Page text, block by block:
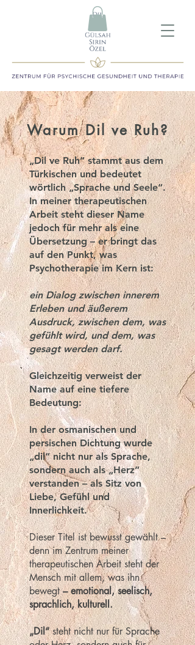
Warum Dil ve Ruh?
„Dil ve Ruh“ stammt aus dem
Türkischen und bedeutet
wörtlich„Sprache und Seele“.
In meiner therapeutischen
Arbeit steht dieser Name
jedoch für mehr als eine
Übersetzung – er bringt das
auf den Punkt, was
Psychotherapie im Kern ist:
ein Dialog zwischen innerem
Erleben und äußerem
Ausdruck, zwischen dem, was
gefühlt wird, und dem, was
gesagt werden darf.
Gleichzeitig verweist der
Name auf eine tiefere
Bedeutung:
In der osmanischen und
persischen Dichtung wurde
„dil“ nicht nur als Sprache,
sondern auch als„Herz“
verstanden –als Sitz von
Liebe, Gefühl und
Innerlichkeit.
Dieser Titel ist bewusst gewählt –
denn im Zentrum meiner
therapeutischen Arbeit steht der
Mensch mit allem, was ihn
bewegt– emotional, seelisch,
sprachlich, kulturell.
„Dil“steht nicht nur für Sprache